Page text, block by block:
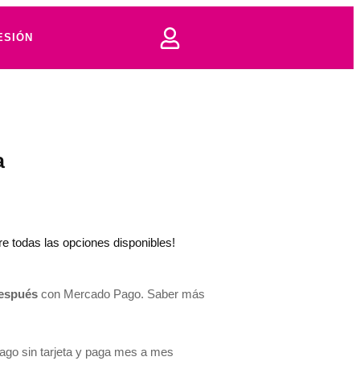
todas las opciones disponibles!
con Mercado Pago. Saber más
sin tarjeta y paga mes a mes